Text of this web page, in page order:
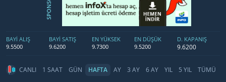
SPONSOR
BAYİ ALIŞ
9.5500
BAYİ SATIŞ
9.6200
EN YÜKSEK
9.7300
EN DÜŞÜK
9.5200
D. KAPANIŞ
9.6200
CANLI 1 SAAT GÜN HAFTA AY 3 AY 6 AY YIL 5 YIL TÜMÜ